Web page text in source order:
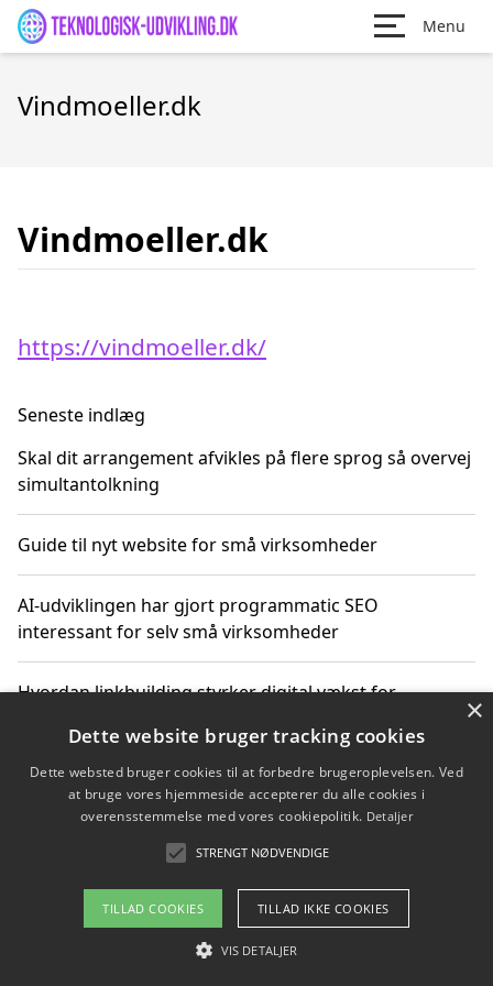
Menu
Vindmoeller.dk
Vindmoeller.dk
https://vindmoeller.dk/
Seneste indlæg
Skal dit arrangement afvikles på flere sprog så overvej
simultantolkning
Guide til nyt website for små virksomheder
AI-udviklingen har gjort programmatic SEO
interessant for selv små virksomheder
Hvordan linkbuilding styrker digital vækst for
Sådan har udviklingen inden for genbrug af elektronik
ændret sig
Copyright 2026 - Pilanto Aps
Om / kontakt
×
Dette website bruger tracking cookies
Dette websted bruger cookies til at forbedre brugeroplevelsen. Ved
at bruge vores hjemmeside accepterer du alle cookies i
overensstemmelse med vores cookiepolitik. Detaljer
STRENGT NØDVENDIGE
TILLAD COOKIES TILLAD IKKE COOKIES
VIS DETALJER